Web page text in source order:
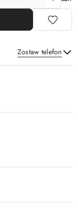
Zostaw telefon